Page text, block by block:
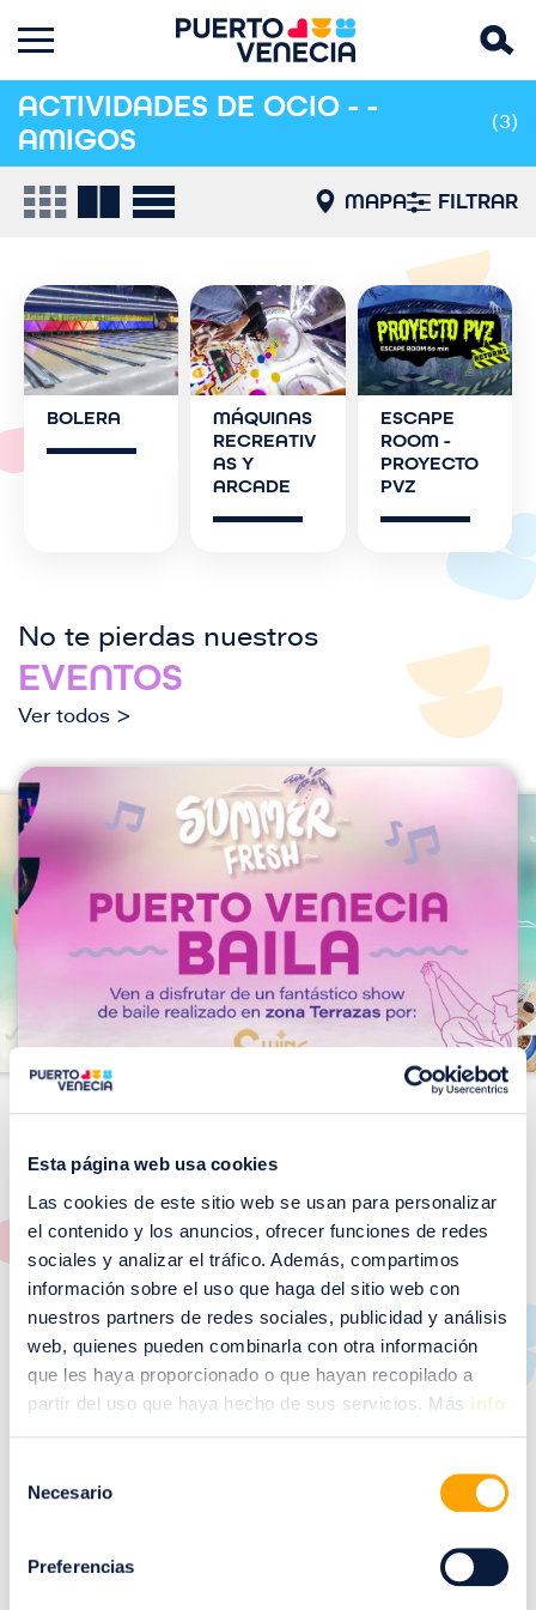
Esta página web usa cookies
Las cookies de este sitio web se usan para personalizar
el contenido y los anuncios, ofrecer funciones de redes
sociales y analizar el tráfico. Además, compartimos
información sobre el uso que haga del sitio web con
nuestros partners de redes sociales, publicidad y análisis
web, quienes pueden combinarla con otra información
que les haya proporcionado o que hayan recopilado a
partir del uso que haya hecho de sus servicios. Más info
Necesario
Preferencias
ACTIVIDADES DE OCIO - -
AMIGOS
(3)
MAPA FILTRAR
BOLERA
MÁQUINAS
RECREATIV
AS Y
ARCADE
ESCAPE
ROOM -
PROYECTO
PVZ
No te pierdas nuestros
EVENTOS
Ver todos >
I
m
a
g
ACTIVIDADES DE OCIO
en Puerto Venecia
Aquí podrás encontrar el listado de todos los
establecimientos de ocio de Puerto Venecia. ¡Ven y
descubre las mejores actividades de ocio y tiempo libre
en Zaragoza!
Nuestras actividades de ocio y tiempo libre son para
pequeños. Si te interesa el ocio infantil con niños, en
Puerto Venecia puedes disfrutar de increíbles
7FUN ofrece increíbles actividades tanto en interior
como en exterior para pasarlo en grande. Escalada,